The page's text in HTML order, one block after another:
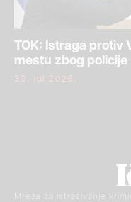
TOK: Istraga protiv
mestu zbog policije
30. jul 2026.
Mreža za istraživanje